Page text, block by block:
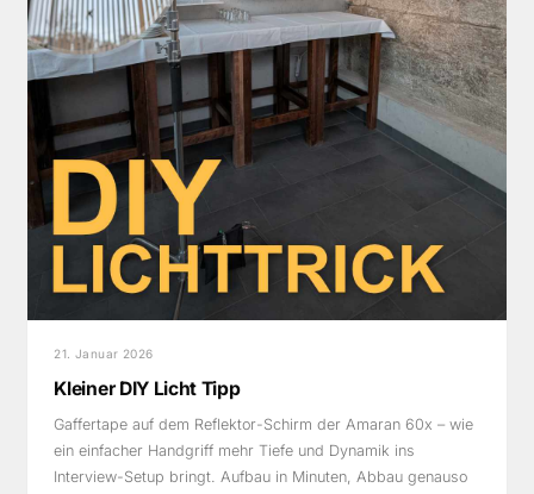
21. Januar 2026
Kleiner DIY Licht Tipp
Gaffertape auf dem Reflektor-Schirm der Amaran 60x – wie
ein einfacher Handgriff mehr Tiefe und Dynamik ins
Interview-Setup bringt. Aufbau in Minuten, Abbau genauso